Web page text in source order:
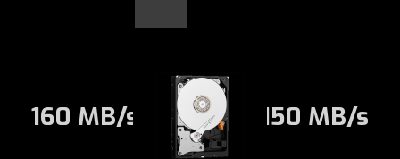
160 MB/s 150 MB/s